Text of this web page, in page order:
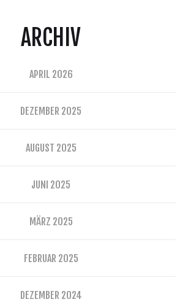
ARCHIV
APRIL 2026
DEZEMBER 2025
AUGUST 2025
JUNI 2025
MÄRZ 2025
FEBRUAR 2025
DEZEMBER 2024